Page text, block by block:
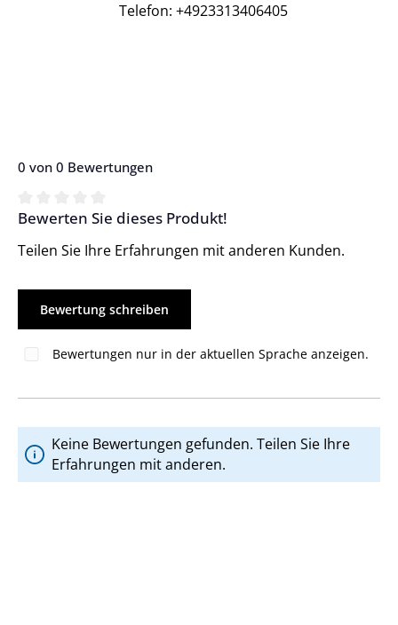
Telefon: +4923313406405
0 von 0 Bewertungen
Durchschnittliche Bewertung von 0 von 5 Sternen
Bewerten Sie dieses Produkt!
Teilen Sie Ihre Erfahrungen mit anderen Kunden.
Bewertung schreiben
Bewertungen nur in der aktuellen Sprache anzeigen.
Keine Bewertungen gefunden. Teilen Sie Ihre
Erfahrungen mit anderen.